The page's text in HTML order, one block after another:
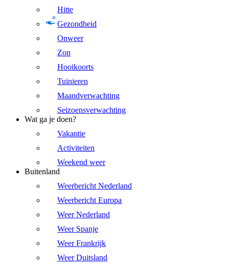
Hitte
Gezondheid
Onweer
Zon
Hooikoorts
Tuinieren
Maandverwachting
Seizoensverwachting
Wat ga je doen?
Vakantie
Activiteiten
Weekend weer
Buitenland
Weerbericht Nederland
Weerbericht Europa
Weer Nederland
Weer Spanje
Weer Frankrijk
Weer Duitsland